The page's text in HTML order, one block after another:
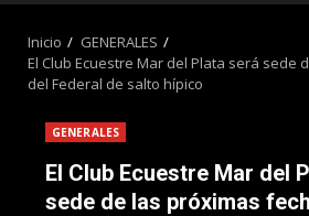
Inicio
GENERALES
El Club Ecuestre Mar del Plata será sede
del Federal de salto hípico
GENERALES
El Club Ecuestre Mar del
sede de las próximas